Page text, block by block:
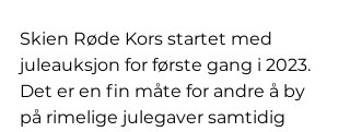
Skien Røde Kors startet med
juleauksjon for første gang i 2023.
Det er en fin måte for andre å by
på rimelige julegaver samtidig